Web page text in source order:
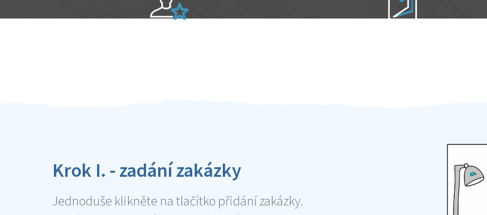
Krok I. - zadání zakázky
Jednoduše klikněte na tlačítko přidání zakázky.